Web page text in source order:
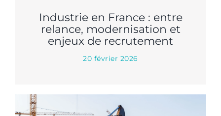
Industrie en France : entre
relance, modernisation et
enjeux de recrutement
20 février 2026